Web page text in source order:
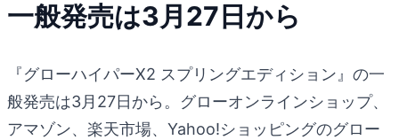
一般発売は3月27日から
『グローハイパーX2 スプリングエディション』の一
般発売は3月27日から。グローオンラインショップ、
アマゾン、楽天市場、Yahoo!ショッピングのグロー